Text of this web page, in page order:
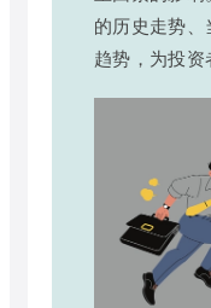
的历史走势
趋势，为投资